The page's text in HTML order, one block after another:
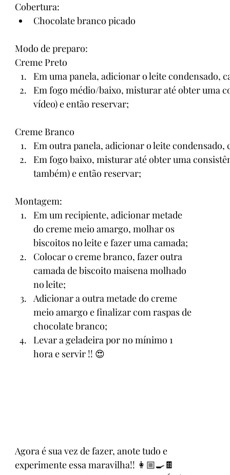
Cobertura:
Chocolate branco picado
Modo de preparo:
Creme Preto
Em uma panela, adicionar o leite condensado,
Em fogo médio/baixo, misturar até obter uma
vídeo) e então reservar;
Creme Branco
Em outra panela, adicionar o leite
Em fogo baixo, misturar até obter uma
também) e então reservar;
Montagem:
Em um recipiente, adicionar metade
do creme meio amargo, molhar os
biscoitos no leite e fazer uma camada;
Colocar o creme branco, fazer outra
camada de biscoito maisena molhado
no leite;
Adicionar a outra metade do creme
meio amargo e finalizar com raspas de
chocolate branco;
Levar a geladeira por no mínimo 1
hora e servir !! 😍
Agora é sua vez de fazer, anote tudo e
experimente essa maravilha!! 👩🏼‍🍳🍫